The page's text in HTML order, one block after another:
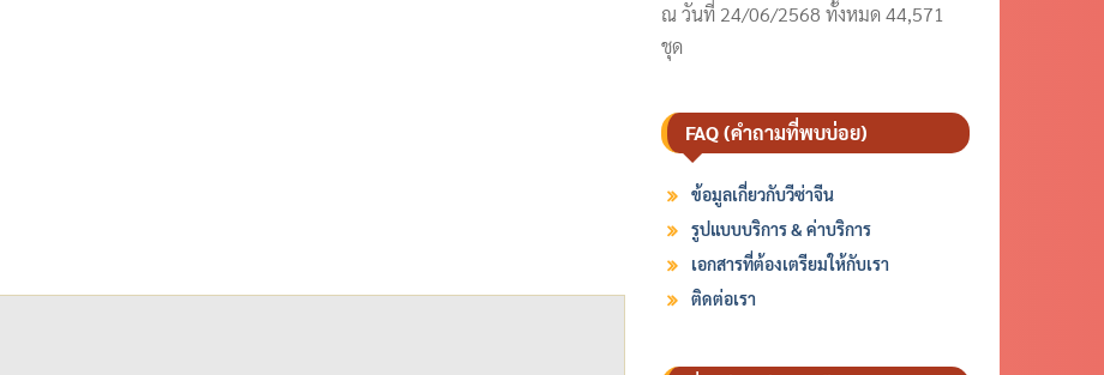
ณ วันที่ 24/06/2568 ทั้งหมด 44,571
ชุด
FAQ (คำถามที่พบบ่อย)
ข้อมูลเกี่ยวกับวีซ่าจีน
รูปแบบบริการ & ค่าบริการ
เอกสารที่ต้องเตรียมให้กับเรา
ติดต่อเรา